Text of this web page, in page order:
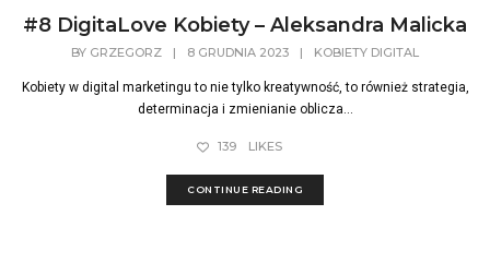
#8 DigitaLove Kobiety – Aleksandra Malicka
BY GRZEGORZ | 8 GRUDNIA 2023 | KOBIETY DIGITAL
Kobiety w digital marketingu to nie tylko kreatywność, to również strategia,
determinacja i zmienianie oblicza...
139 LIKES
CONTINUE READING